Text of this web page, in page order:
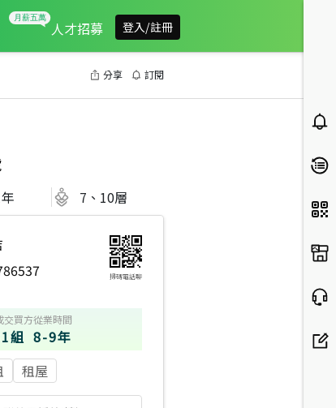
人才招募 登入/註冊
分享 訂閱
年 7、10層
掃碼電話聊
交買方
組
從業時間
8-9年
租屋